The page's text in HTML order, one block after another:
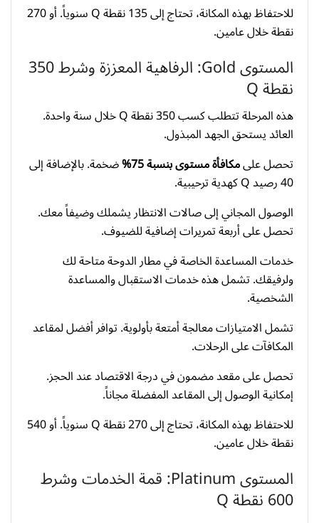
للاحتفاظ بهذه المكانة، تحتاج إلى 135 نقطة Q سنوياً. أو 270
نقطة خلال عامين.
المستوى Gold: الرفاهية المعززة وشرط 350
نقطة Q
هذه المرحلة تتطلب كسب 350 نقطة Q خلال سنة واحدة.
العائد يستحق الجهد المبذول.
تحصل علىمكافأة مستوى بنسبة 75% ضخمة. بالإضافة إلى
40 رصيد Q كهدية ترحيبية.
الوصول المجاني إلى صالات الانتظار يشملك وضيفاً معك.
تحصل على أربعة تمريرات إضافية للضيوف.
خدمات المساعدة الخاصة في مطار الدوحة متاحة لك
ولرفيقك. تشمل هذه خدمات الاستقبال والمساعدة
الشخصية.
تشمل الامتيازات معالجة أمتعة بأولوية. توافر أفضل لمقاعد
المكافآت على الرحلات.
تحصل على مقعد مضمون في درجة الاقتصاد عند الحجز.
إمكانية الوصول إلى المقاعد المفضلة مجاناً.
للاحتفاظ بهذه المكانة، تحتاج إلى 270 نقطة Q سنوياً. أو 540
نقطة خلال عامين.
المستوى Platinum: قمة الخدمات وشرط
600 نقطة Q